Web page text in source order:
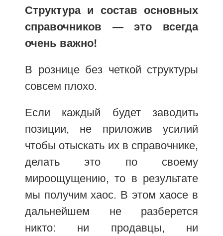
Структура и состав основных
справочников — это всегда
очень важно!
В рознице без четкой структуры
совсем плохо.
Если каждый будет заводить
позиции, не приложив усилий
чтобы отыскать их в справочнике,
делать это по своему
мироощущению, то в результате
мы получим хаос. В этом хаосе в
дальнейшем не разберется
никто: ни продавцы, ни